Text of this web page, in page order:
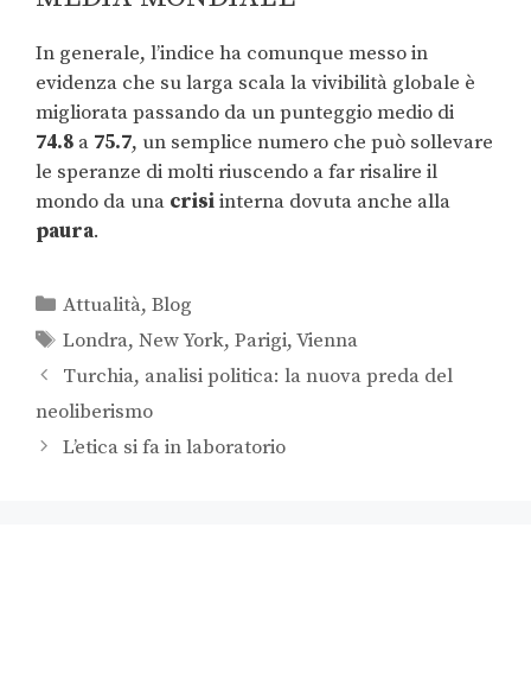
In generale, l’indice ha comunque messo in
evidenza che su larga scala la vivibilità globale è
migliorata passando da un punteggio medio di
74.8 a 75.7, un semplice numero che può sollevare
le speranze di molti riuscendo a far risalire il
mondo da una crisiinterna dovuta anche alla
paura.
Attualità,Blog
Londra,New York,Parigi,Vienna
Turchia, analisi politica: la nuova preda del
neoliberismo
L’etica si fa in laboratorio